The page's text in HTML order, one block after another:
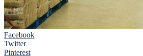
Facebook
Twitter
Pinterest